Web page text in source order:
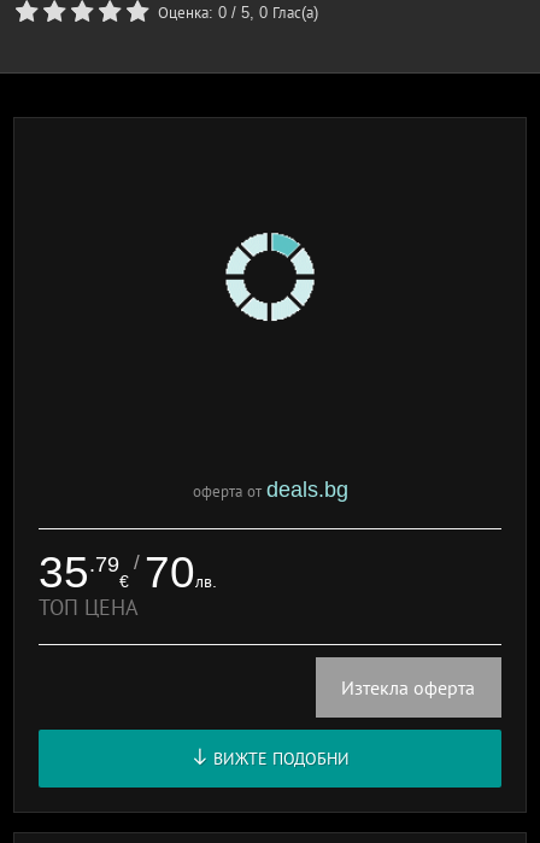
Оценка:0 /5,0 Глас(а)
оферта от deals.bg
35.79
€
/ 70лв.
ТОП ЦЕНА
Изтекла оферта
ВИЖТЕ ПОДОБНИ